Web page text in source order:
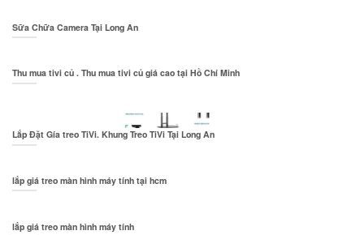
Sữa Chữa Camera Tại Long An
Thu mua tivi củ . Thu mua tivi củ giá cao tại Hồ Chí Minh
Lắp Đặt Gía treo TiVi. Khung Treo TiVi Tại Long An
lắp giá treo màn hình máy tính tại hcm
lắp giá treo màn hình máy tính